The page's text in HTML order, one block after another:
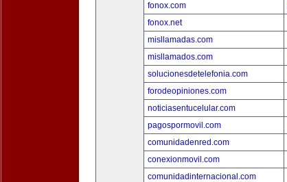
fonox.com
fonox.net
misllamadas.com
misllamados.com
solucionesdetelefonia.com
forodeopiniones.com
noticiasentucelular.com
pagospormovil.com
comunidadenred.com
conexionmovil.com
comunidadinternacional.com